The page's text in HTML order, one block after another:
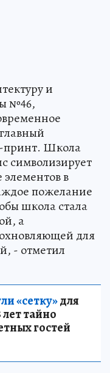
и
№46,
принт. Школа
символизирует
в
пожелание
школа стала
а
для
- отметил
«сетку»для
тайно
гостей